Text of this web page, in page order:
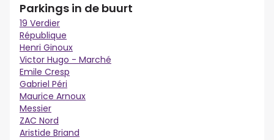
Parkings in de buurt
19 Verdier
République
Henri Ginoux
Victor Hugo - Marché
Emile Cresp
Gabriel Péri
Maurice Arnoux
Messier
ZAC Nord
Aristide Briand